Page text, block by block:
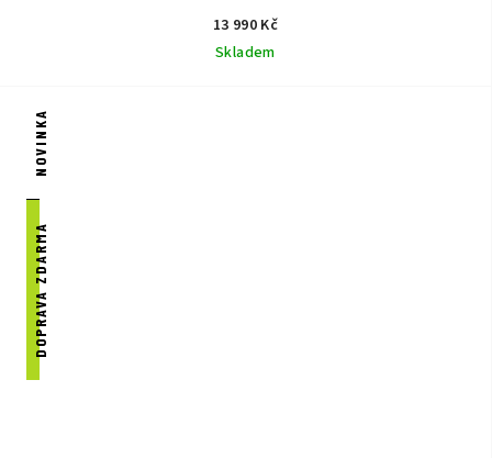
13 990 Kč
Skladem
NOVINKA
DOPRAVA ZDARMA